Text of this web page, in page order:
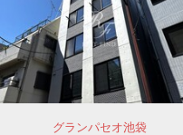
グランパセオ池袋